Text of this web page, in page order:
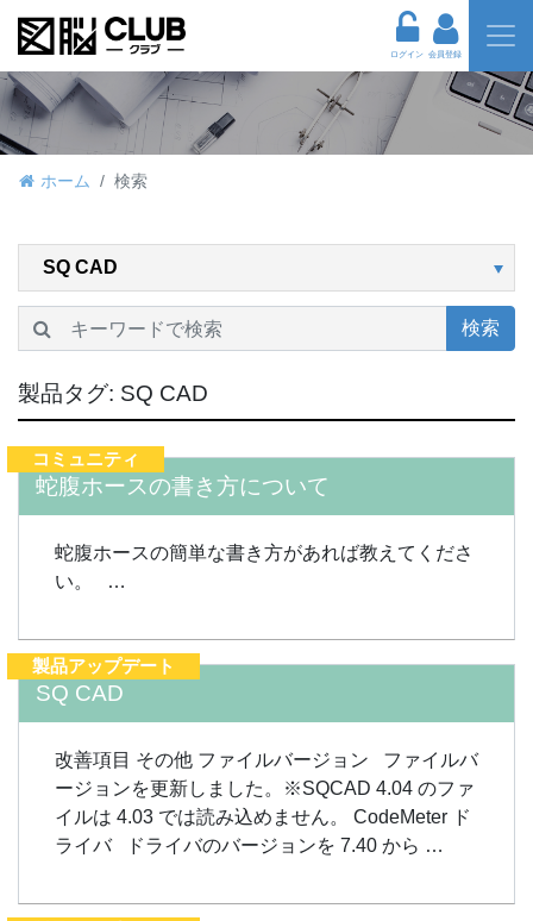
ログイン 会員登録
ホーム 検索
検索
製品タグ: SQ CAD
コミュニティ
蛇腹ホースの書き方について
蛇腹ホースの簡単な書き方があれば教えてくださ
い。 …
製品アップデート
SQ CAD
改善項目 その他 ファイルバージョン ファイルバ
ージョンを更新しました。※SQCAD 4.04 のファ
イルは 4.03 では読み込めません。 CodeMeter ド
ライバ ドライバのバージョンを 7.40 から …